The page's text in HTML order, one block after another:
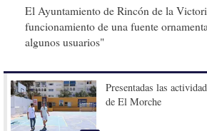
El Ayuntamiento de Rincón de la
funcionamiento de una fuente
algunos usuarios"
Presentadas las
de El Morche